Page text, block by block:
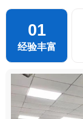
01
经验丰富